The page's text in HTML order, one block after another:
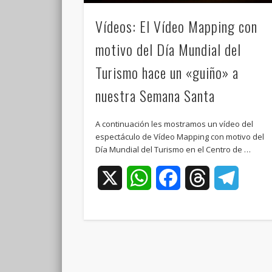
Vídeos: El Vídeo Mapping con
motivo del Día Mundial del
Turismo hace un «guiño» a
nuestra Semana Santa
A continuación les mostramos un vídeo del
espectáculo de Vídeo Mapping con motivo del
Día Mundial del Turismo en el Centro de …
WhatsAppFacebookThreads